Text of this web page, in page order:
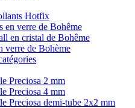
Hotfix
en verre de Bohême
en cristal de Bohême
verre de Bohème
Preciosa 2 mm
Preciosa 4 mm
Preciosa demi-tube 2x2 mm